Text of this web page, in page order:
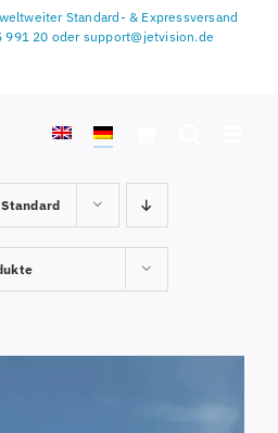
Standard- & Expressversand
991 20 oder support@jetvision.de
Standard